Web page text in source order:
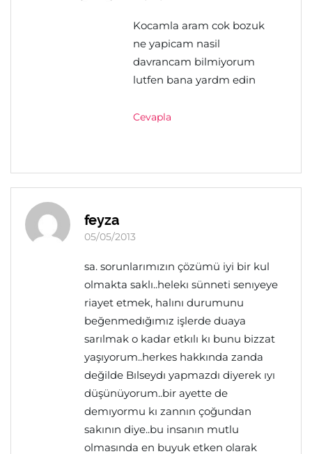
Kocamla aram cok bozuk
ne yapicam nasil
davrancam bilmiyorum
lutfen bana yardm edin
Cevapla
feyza
05/05/2013
sa. sorunlarımızın çözümü iyi bir kul
olmakta saklı..helekı sünneti senıyeye
riayet etmek, halını durumunu
beğenmedığımız işlerde duaya
sarılmak o kadar etkılı kı bunu bizzat
yaşıyorum..herkes hakkında zanda
değilde Bılseydı yapmazdı diyerek ıyı
düşünüyorum..bir ayette de
demıyormu kı zannın çoğundan
sakının diye..bu insanın mutlu
olmasında en buyuk etken olarak